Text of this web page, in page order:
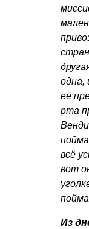
одна,
её
рта
всё
вот
Из